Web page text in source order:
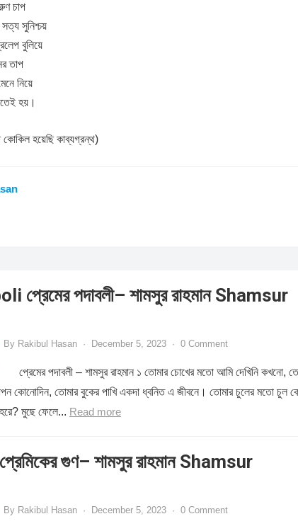
চাপ
সুনিশ্চয়
বুলিয়ে
তাপ
নিয়ে
হয়।
হয়েছি কাব্যগ্রন্থ)
পদাবলী– শামসুর রাহমান Shamsur
By Rakibul Hasan · December 5, 2023 · 0 Comment
প্রেমের পদাবলী – শামসুর রাহমান ১ তোমার চোখের মতো আমি দেখিনি কখনো,
কোনোদিন, তোমার বুকের পাখি একদা ধ্বনিত এ জীবনে। তোমার চুলের মতো চুল
মুছে ফেলে... Read more
গুণ– শামসুর রাহমান Shamsur
By Rakibul Hasan · December 5, 2023 · 0 Comment